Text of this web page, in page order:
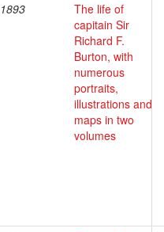
1893
The life of
capitain Sir
Richard F.
Burton, with
numerous
portraits,
illustrations and
maps in two
volumes